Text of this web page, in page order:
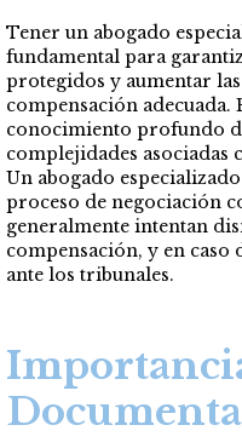
Tener un abogado
fundamental para
protegidos y aumentar
compensación adecuada.
conocimiento profundo
complejidades asociadas
Un abogado
proceso de negociación
generalmente intentan
compensación, y en caso
ante los tribunales.